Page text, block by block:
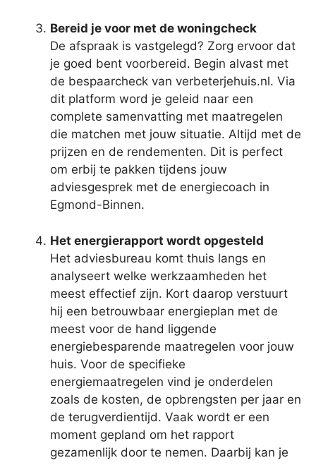
Bereid je voor met de woningcheck
De afspraak is vastgelegd? Zorg ervoor dat
je goed bent voorbereid. Begin alvast met
de bespaarcheck van verbeterjehuis.nl. Via
dit platform word je geleid naar een
complete samenvatting met maatregelen
die matchen met jouw situatie. Altijd met de
prijzen en de rendementen. Dit is perfect
om erbij te pakken tijdens jouw
adviesgesprek met de energiecoach in
Egmond-Binnen.
Het energierapport wordt opgesteld
Het adviesbureau komt thuis langs en
analyseert welke werkzaamheden het
meest effectief zijn. Kort daarop verstuurt
hij een betrouwbaar energieplan met de
meest voor de hand liggende
energiebesparende maatregelen voor jouw
huis. Voor de specifieke
energiemaatregelen vind je onderdelen
zoals de kosten, de opbrengsten per jaar en
de terugverdientijd. Vaak wordt er een
moment gepland om het rapport
gezamenlijk door te nemen. Daarbij kan je